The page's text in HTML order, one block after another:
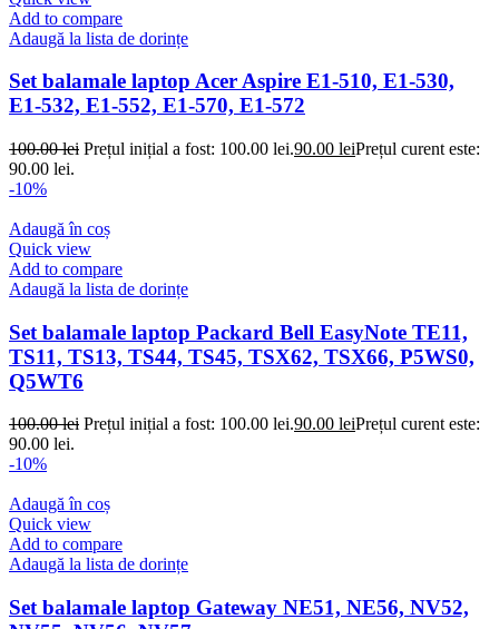
Add to compare
Adaugă la lista de dorințe
Set balamale laptop Acer Aspire E1-510, E1-530,
E1-532, E1-552, E1-570, E1-572
100.00lei Prețul inițial a fost: 100.00 lei.90.00 leiPrețul curent este:
90.00 lei.
-10%
Adaugă în coș
Quick view
Add to compare
Adaugă la lista de dorințe
Set balamale laptop Packard Bell EasyNote TE11,
TS11, TS13, TS44, TS45, TSX62, TSX66, P5WS0,
Q5WT6
100.00lei Prețul inițial a fost: 100.00 lei.90.00 leiPrețul curent este:
90.00 lei.
-10%
Adaugă în coș
Quick view
Add to compare
Adaugă la lista de dorințe
Set balamale laptop Gateway NE51, NE56, NV52,